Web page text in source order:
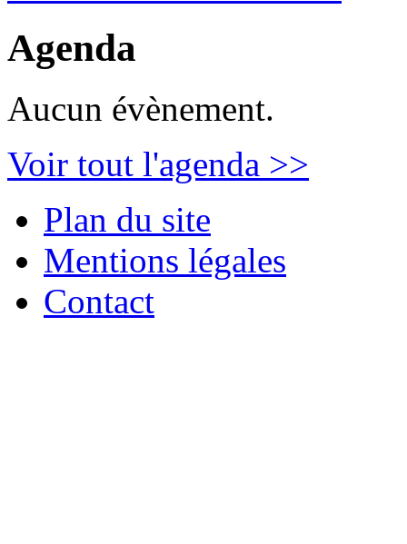
Agenda
Aucun évènement.
Voir tout l'agenda >>
Plan du site
Mentions légales
Contact